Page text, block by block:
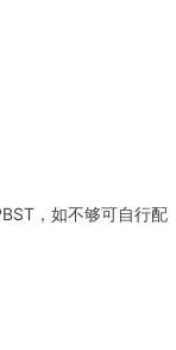
，如不够可自行配